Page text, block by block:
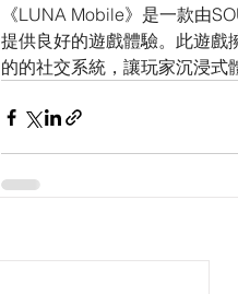
《LUNA Mobile》是一款由
提供良好的遊戲體驗。此遊戲
的的社交系統，讓玩家沉浸式